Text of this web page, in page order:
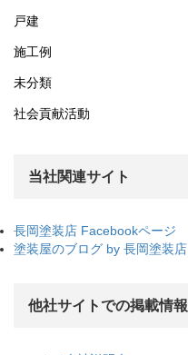
戸建
施工例
未分類
社会貢献活動
当社関連サイト
長岡塗装店 Facebookページ
塗装屋のブログ by 長岡塗装店
他社サイトでの掲載情報